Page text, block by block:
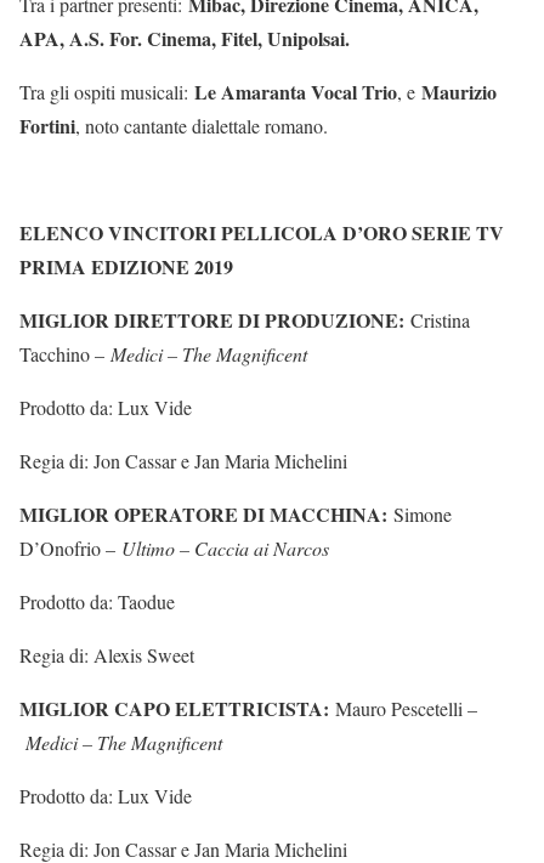
APA, A.S. For. Cinema, Fitel, Unipolsai.
Tra gli ospiti musicali: Le Amaranta Vocal Trio, e Maurizio
Fortini, noto cantante dialettale romano.
ELENCO VINCITORI PELLICOLA D’ORO SERIE TV
PRIMA EDIZIONE 2019
MIGLIOR DIRETTORE DI PRODUZIONE: Cristina
Tacchino – Medici – The Magnificent
Prodotto da: Lux Vide
Regia di: Jon Cassar e Jan Maria Michelini
MIGLIOR OPERATORE DI MACCHINA: Simone
D’Onofrio – Ultimo – Caccia ai Narcos
Prodotto da: Taodue
Regia di: Alexis Sweet
MIGLIOR CAPO ELETTRICISTA: Mauro Pescetelli –
Medici – The Magnificent
Prodotto da: Lux Vide
Regia di: Jon Cassar e Jan Maria Michelini